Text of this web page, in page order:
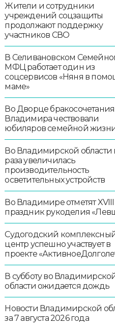
Жители и сотрудники
учреждений соцзащиты
продолжают поддержку
участников СВО
В Селивановском
МФЦ работает один из
соцсервисов «Няня в
маме»
Во Дворце бракосочетания
Владимира чествовали
юбиляров семейной
Во Владимирской области
раза увеличилась
производительность
осветительных устройств
Во Владимире отметят XVIII
праздник рукоделия
Судогодский
центр успешно участвует в
проекте
В субботу во
области ожидается дождь
Новости Владимирской
за 7 августа 2026 года